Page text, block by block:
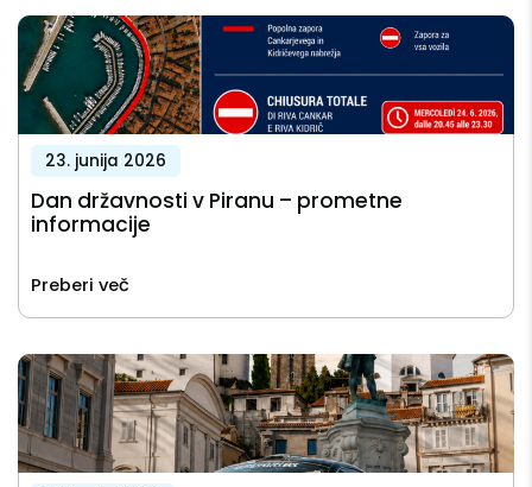
23. junija 2026
Dan državnosti v Piranu – prometne
informacije
Preberi več